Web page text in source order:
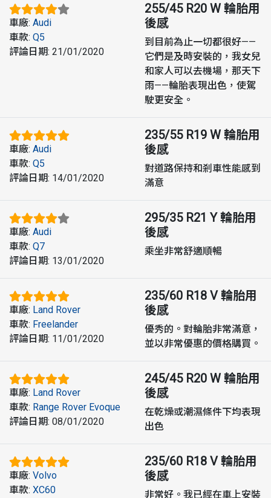
車廠: Audi
車款: Q5
評論日期: 21/01/2020
255/45 R20 W 輪胎用
後感
到目前為止一切都很好——
它們是及時安裝的，我女兒
和家人可以去機場，那天下
雨——輪胎表現出色，使駕
駛更安全。
車廠: Audi
車款: Q5
評論日期: 14/01/2020
235/55 R19 W 輪胎用
後感
對道路保持和剎車性能感到
滿意
車廠: Audi
車款: Q7
評論日期: 13/01/2020
295/35 R21 Y 輪胎用
後感
乘坐非常舒適順暢
車廠: Land Rover
車款: Freelander
評論日期: 11/01/2020
235/60 R18 V 輪胎用
後感
優秀的。對輪胎非常滿意，
並以非常優惠的價格購買。
車廠: Land Rover
車款: Range Rover Evoque
評論日期: 08/01/2020
245/45 R20 W 輪胎用
後感
在乾燥或潮濕條件下均表現
出色
車廠: Volvo
車款: XC60
235/60 R18 V 輪胎用
後感
非常好。我已經在車上安裝